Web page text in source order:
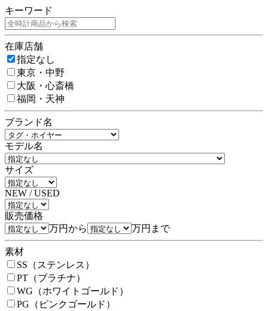
キーワード
在庫店舗
指定なし
東京・中野
大阪・心斎橋
福岡・天神
ブランド名
モデル名
サイズ
NEW / USED
販売価格
万円から
万円まで
素材
SS（ステンレス）
PT（プラチナ）
WG（ホワイトゴールド）
PG（ピンクゴールド）